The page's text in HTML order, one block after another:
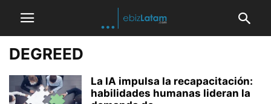
DEGREED
La IA impulsa la recapacitación:
habilidades humanas lideran la